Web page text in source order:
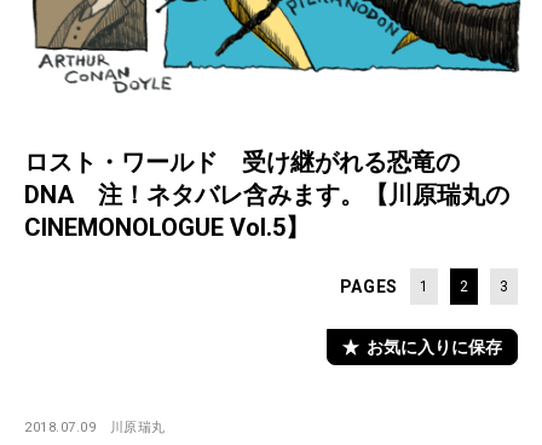
ロスト・ワールド 受け継がれる恐竜の
DNA 注！ネタバレ含みます。【川原瑞丸の
CINEMONOLOGUE Vol.5】
PAGES 1 2 3
お気に入りに保存
2018.07.09 川原瑞丸